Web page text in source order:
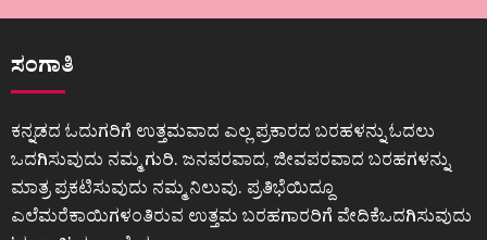
ಸಂಗಾತಿ
ಕನ್ನಡದ ಓದುಗರಿಗೆ ಉತ್ತಮವಾದ ಎಲ್ಲ ಪ್ರಕಾರದ ಬರಹಳನ್ನು ಓದಲು
ಒದಗಿಸುವುದು ನಮ್ಮ ಗುರಿ. ಜನಪರವಾದ, ಜೀವಪರವಾದ ಬರಹಗಳನ್ನು
ಮಾತ್ರ ಪ್ರಕಟಿಸುವುದು ನಮ್ಮ ನಿಲುವು. ಪ್ರತಿಭೆಯಿದ್ದೂ
ಎಲೆಮರೆಕಾಯಿಗಳಂತಿರುವ ಉತ್ತಮ ಬರಹಗಾರರಿಗೆ ವೇದಿಕೆಒದಗಿಸುವುದು